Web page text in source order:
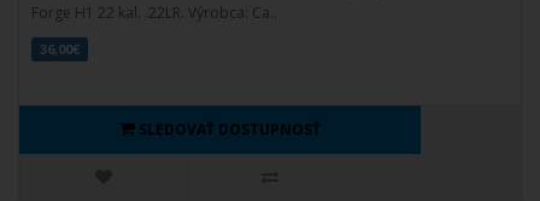
Forge H1 22 kal. .22LR. Výrobca: Ca..
36,00€
SLEDOVAŤ DOSTUPNOSŤ